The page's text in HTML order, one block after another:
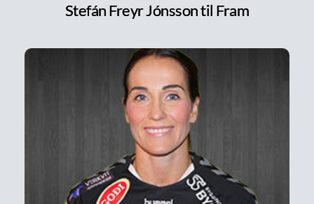
Stefán Freyr Jónsson til Fram